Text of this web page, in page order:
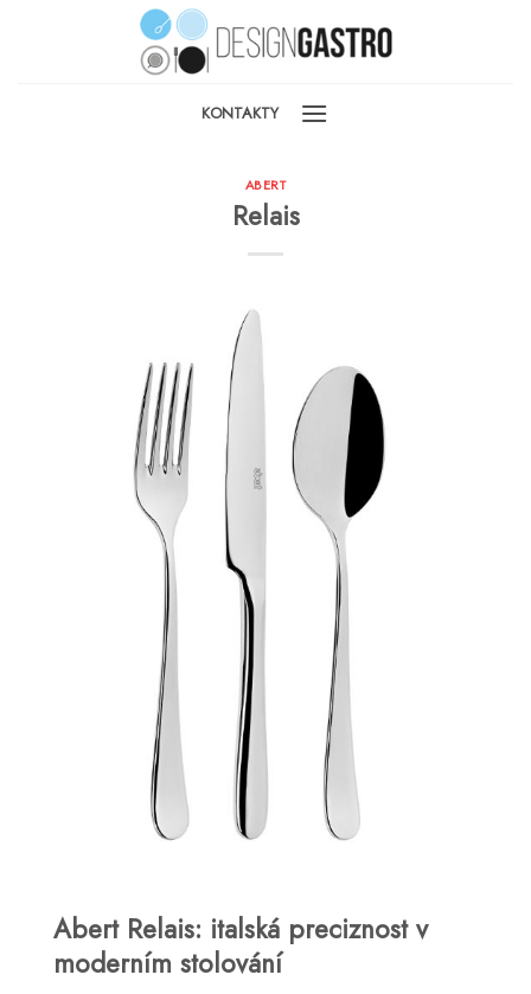
KONTAKTY
ABERT
Relais
Abert Relais: italská preciznost v
moderním stolování